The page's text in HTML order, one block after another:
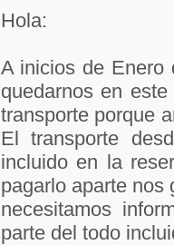
Hola:
A inicios de Enero
quedarnos en
transporte porque
El transporte
incluido en la
pagarlo aparte nos
necesitamos
parte del todo